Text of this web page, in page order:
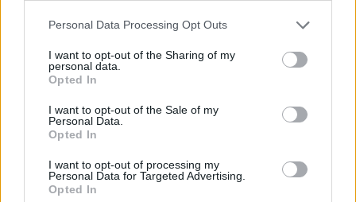
Please note that this website/app uses one or more Google
not limited to your visit or usage behaviour. You may click to
grant or deny consent to Google and its third-party tags to
use your data for below specified purposes in below Google
consent section.
Personal Data Processing Opt Outs
I want to opt-out of the Sharing of my
personal data.
Opted In
I want to opt-out of the Sale of my
Personal Data.
Opted In
I want to opt-out of processing my
Personal Data for Targeted Advertising.
Opted In